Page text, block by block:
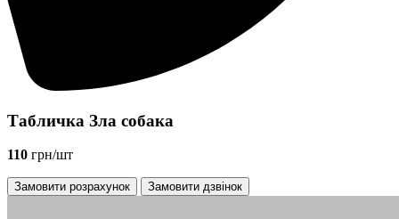
Табличка Зла собака
110 грн/шт
Замовити розрахунок Замовити дзвінок